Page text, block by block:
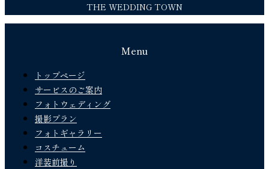
THE WEDDING TOWN
Menu
トップページ
サービスのご案内
フォトウェディング
撮影プラン
フォトギャラリー
コスチューム
洋装前撮り